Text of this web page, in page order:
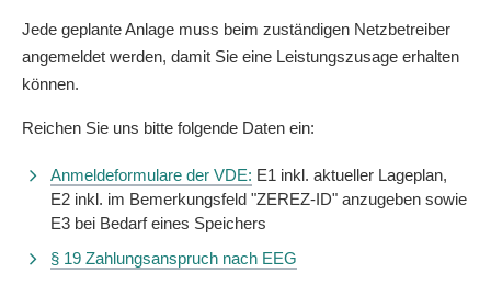
Jede geplante Anlage muss beim zuständigen Netzbetreiber
angemeldet werden, damit Sie eine Leistungszusage erhalten
können.
Reichen Sie uns bitte folgende Daten ein:
Anmeldeformulare der VDE: E1 inkl. aktueller Lageplan,
E2 inkl. im Bemerkungsfeld "ZEREZ-ID" anzugeben sowie
E3 bei Bedarf eines Speichers
§ 19 Zahlungsanspruch nach EEG